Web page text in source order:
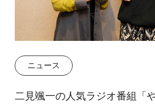
ニュース
二見颯一の人気ラジオ番組「